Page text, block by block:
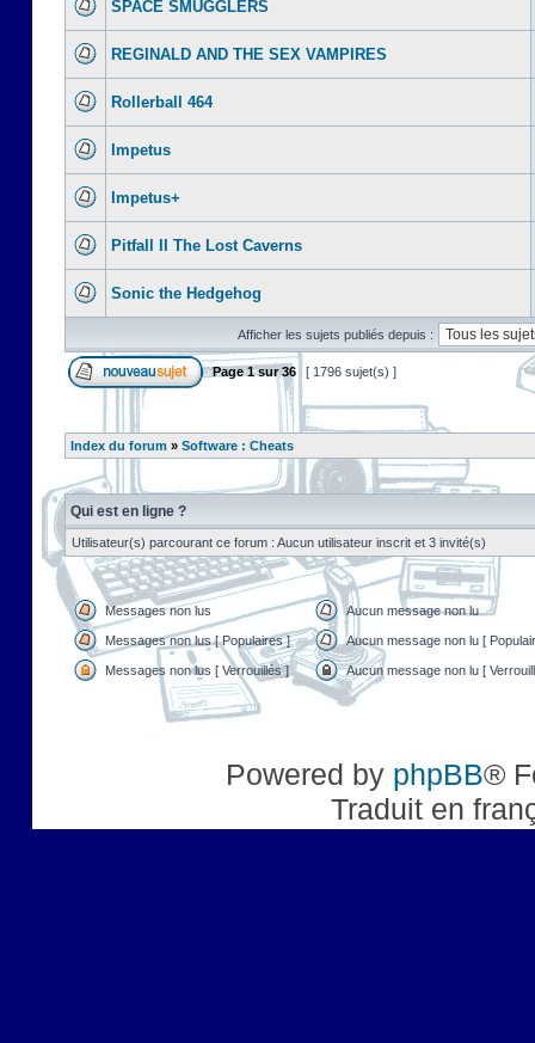
SPACE SMUGGLERS
REGINALD AND THE SEX VAMPIRES
Rollerball 464
Impetus
Impetus+
Pitfall II The Lost Caverns
Sonic the Hedgehog
Afficher les sujets publiés depuis :
Page1sur36 [ 1796 sujet(s) ]
Index du forum » Software : Cheats
Qui est en ligne ?
Utilisateur(s) parcourant ce forum : Aucun utilisateur inscrit et 3 invité(s)
Messages non lus Aucun message non lu
Messages non lus [ Populaires ] Aucun message non lu [
Messages non lus [ Verrouillés ] Aucun message non lu [
Powered by phpBB®
Traduit en